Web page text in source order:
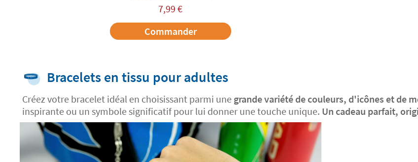
7,99 €
Commander
Bracelets en tissu pour adultes
Créez votre bracelet idéal en choisissant parmi une grande variété de couleurs, d'icônes et de
inspirante ou un symbole significatif pour lui donner une touche unique. Un cadeau parfait,